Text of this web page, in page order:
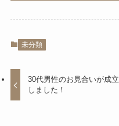
未分類
30代男性のお見合いが成立
しました！